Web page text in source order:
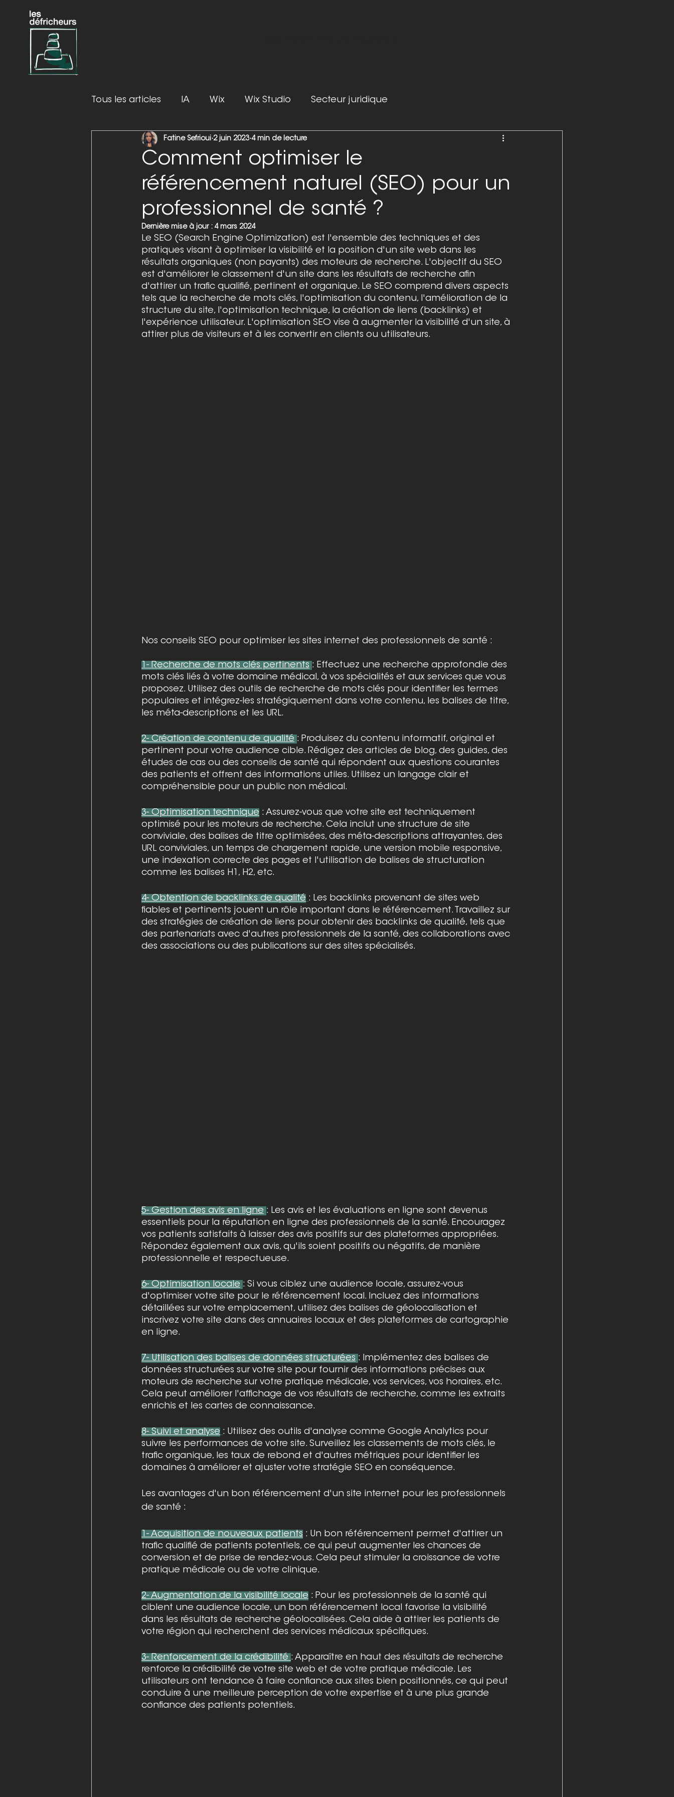
Tous les articles IA Wix Wix Studio Secteur juridique
Comment optimiser le
référencement naturel (SEO) pour un
professionnel de santé ?
Fatine Sefrioui 2 juin 2023 4 min de lecture
Dernière mise à jour : 4 mars 2024
Le SEO (Search Engine Optimization) est l'ensemble des techniques et des
pratiques visant à optimiser la visibilité et la position d'un site web dans les
résultats organiques (non payants) des moteurs de recherche. L'objectif du SEO
est d'améliorer le classement d'un site dans les résultats de recherche afin
d'attirer un trafic qualifié, pertinent et organique. Le SEO comprend divers aspects
tels que la recherche de mots clés, l'optimisation du contenu, l'amélioration de la
structure du site, l'optimisation technique, la création de liens (backlinks) et
l'expérience utilisateur. L'optimisation SEO vise à augmenter la visibilité d'un site, à
attirer plus de visiteurs et à les convertir en clients ou utilisateurs.
Nos conseils SEO pour optimiser les sites internet des professionnels de santé :
1- Recherche de mots clés pertinents : Effectuez une recherche approfondie des
mots clés liés à votre domaine médical, à vos spécialités et aux services que vous
proposez. Utilisez des outils de recherche de mots clés pour identifier les termes
populaires et intégrez-les stratégiquement dans votre contenu, les balises de titre,
les méta-descriptions et les URL.
2- Création de contenu de qualité : Produisez du contenu informatif, original et
pertinent pour votre audience cible. Rédigez des articles de blog, des guides, des
études de cas ou des conseils de santé qui répondent aux questions courantes
des patients et offrent des informations utiles. Utilisez un langage clair et
compréhensible pour un public non médical.
3- Optimisation technique : Assurez-vous que votre site est techniquement
optimisé pour les moteurs de recherche. Cela inclut une structure de site
conviviale, des balises de titre optimisées, des méta-descriptions attrayantes, des
URL conviviales, un temps de chargement rapide, une version mobile responsive,
une indexation correcte des pages et l'utilisation de balises de structuration
comme les balises H1, H2, etc.
4- Obtention de backlinks de qualité : Les backlinks provenant de sites web
fiables et pertinents jouent un rôle important dans le référencement. Travaillez sur
des stratégies de création de liens pour obtenir des backlinks de qualité, tels que
des partenariats avec d'autres professionnels de la santé, des collaborations avec
des associations ou des publications sur des sites spécialisés.
5- Gestion des avis en ligne : Les avis et les évaluations en ligne sont devenus
essentiels pour la réputation en ligne des professionnels de la santé. Encouragez
vos patients satisfaits à laisser des avis positifs sur des plateformes appropriées.
Répondez également aux avis, qu'ils soient positifs ou négatifs, de manière
professionnelle et respectueuse.
6- Optimisation locale : Si vous ciblez une audience locale, assurez-vous
d'optimiser votre site pour le référencement local. Incluez des informations
détaillées sur votre emplacement, utilisez des balises de géolocalisation et
inscrivez votre site dans des annuaires locaux et des plateformes de cartographie
en ligne.
7- Utilisation des balises de données structurées : Implémentez des balises de
données structurées sur votre site pour fournir des informations précises aux
moteurs de recherche sur votre pratique médicale, vos services, vos horaires, etc.
Cela peut améliorer l'affichage de vos résultats de recherche, comme les extraits
enrichis et les cartes de connaissance.
8- Suivi et analyse : Utilisez des outils d'analyse comme Google Analytics pour
suivre les performances de votre site. Surveillez les classements de mots clés, le
trafic organique, les taux de rebond et d'autres métriques pour identifier les
domaines à améliorer et ajuster votre stratégie SEO en conséquence.
Les avantages d'un bon référencement d'un site internet pour les professionnels
de santé :
1- Acquisition de nouveaux patients : Un bon référencement permet d'attirer un
trafic qualifié de patients potentiels, ce qui peut augmenter les chances de
conversion et de prise de rendez-vous. Cela peut stimuler la croissance de votre
pratique médicale ou de votre clinique.
2- Augmentation de la visibilité locale : Pour les professionnels de la santé qui
ciblent une audience locale, un bon référencement local favorise la visibilité
dans les résultats de recherche géolocalisées. Cela aide à attirer les patients de
votre région qui recherchent des services médicaux spécifiques.
3- Renforcement de la crédibilité : Apparaître en haut des résultats de recherche
renforce la crédibilité de votre site web et de votre pratique médicale. Les
utilisateurs ont tendance à faire confiance aux sites bien positionnés, ce qui peut
conduire à une meilleure perception de votre expertise et à une plus grande
confiance des patients potentiels.